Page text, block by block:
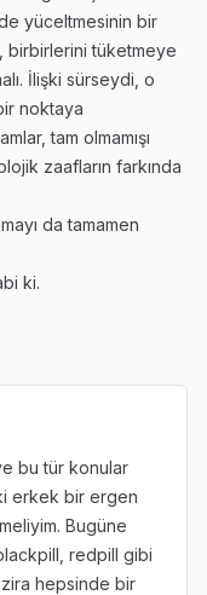
yüceltmesinin bir
birbirlerini tüketmeye
İlişki sürseydi, o
noktaya
tam olmamışı
zaafların farkında
da tamamen
ki.
bu tür konular
erkek bir ergen
Bugüne
redpill gibi
zira hepsinde bir